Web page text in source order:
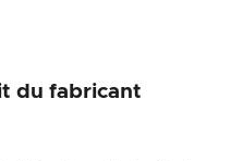
du fabricant